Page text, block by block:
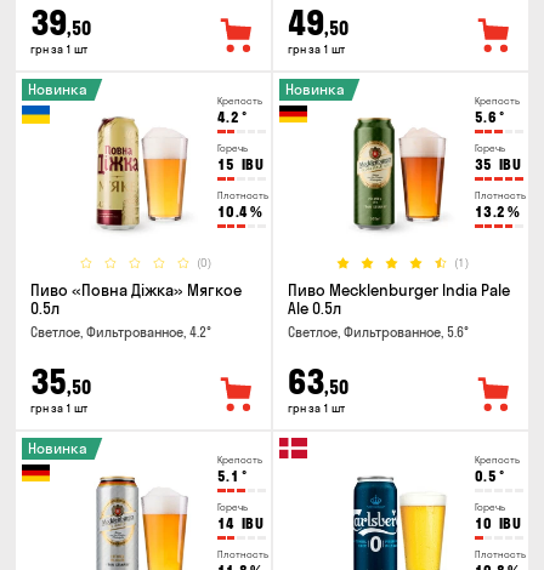
39,50
грн за 1 шт
49,50
грн за 1 шт
Крепость
4.2 °
Горечь
15 IBU
Плотность
10.4%
(0)
Новинка
Пиво «Повна Діжка» Мягкое
0.5л
Светлое, Фильтрованное, 4.2°
35,50
грн за 1 шт
Крепость
5.6 °
Горечь
35 IBU
Плотность
13.2 %
(1)
Новинка
Пиво Mecklenburger India Pale
Ale 0.5л
Светлое, Фильтрованное, 5.6°
63,50
грн за 1 шт
Крепость
5.1 °
Горечь
14 IBU
Плотность
Новинка
Крепость
0.5 °
Горечь
10 IBU
Плотность